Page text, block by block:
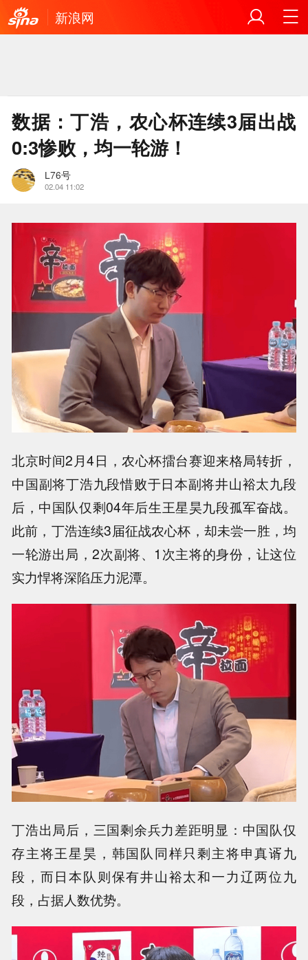
新浪网
数据：丁浩，农心杯连续3届出战
0:3惨败，均一轮游！
L76号
02.04 11:02
北京时间2月4日，农心杯擂台赛迎来格局转折，
中国副将丁浩九段惜败于日本副将井山裕太九段
后，中国队仅剩04年后生王星昊九段孤军奋战。
此前，丁浩连续3届征战农心杯，却未尝一胜，均
一轮游出局，2次副将、1次主将的身份，让这位
实力悍将深陷压力泥潭。
丁浩出局后，三国剩余兵力差距明显：中国队仅
存主将王星昊，韩国队同样只剩主将申真谞九
段，而日本队则保有井山裕太和一力辽两位九
段，占据人数优势。